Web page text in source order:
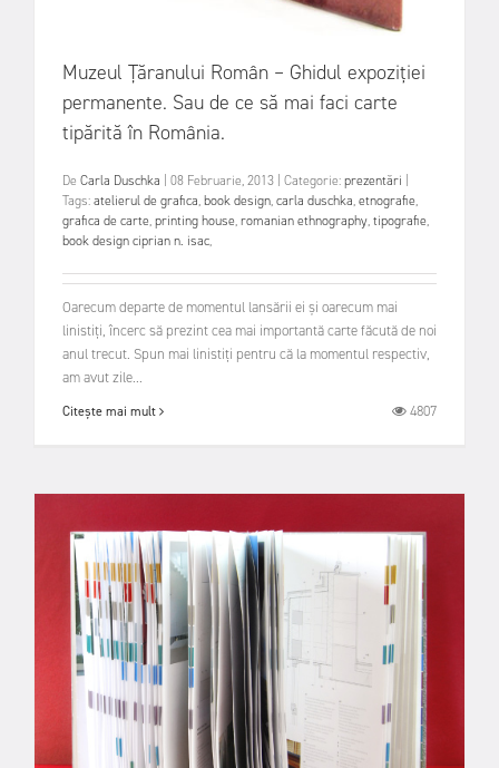
Muzeul Țăranului Român – Ghidul expoziției
permanente. Sau de ce să mai faci carte
tipărită în România.
De Carla Duschka 08 Februarie, 2013 Categorie:prezentări
Tags:atelierul de grafica,book design,carla duschka,etnografie,
grafica de carte,printing house,romanian ethnography,tipografie,
book design ciprian n. isac,
Oarecum departe de momentul lansării ei și oarecum mai
linistiți, încerc să prezint cea mai importantă carte făcută de noi
anul trecut. Spun mai linistiți pentru că la momentul respectiv,
am avut zile...
Citește mai mult 4807